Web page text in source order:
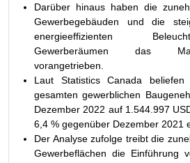
Darüber hinaus haben die
Gewerbegebäuden und die
energieeffizienten
Gewerberäumen das
vorangetrieben.
Laut Statistics Canada
gesamten gewerblichen
Dezember 2022 auf 1.544.997
6,4 % gegenüber Dezember 2021
Der Analyse zufolge treibt die
Gewerbeflächen die Einführung